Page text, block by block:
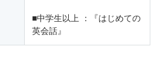
■中学生以上 ：『はじめての
英会話』